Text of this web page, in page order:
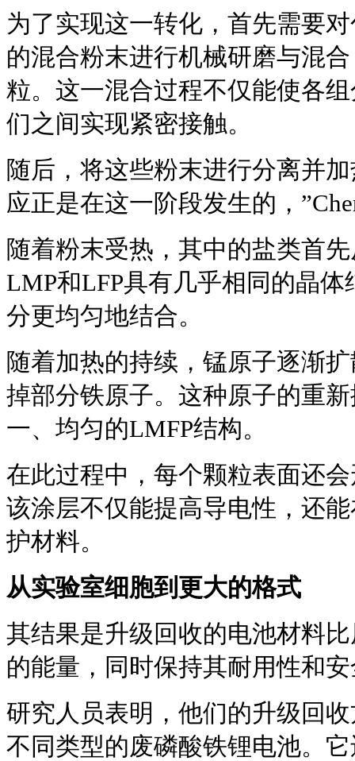
为了实现这一转化，首先需要
的混合粉末进行机械研磨与混
粒。这一混合过程不仅能使各
们之间实现紧密接触。
随后，将这些粉末进行分离并
应正是在这一阶段发生的，
随着粉末受热，其中的盐类首
LMP和LFP具有几乎相同的晶
分更均匀地结合。
随着加热的持续，锰原子逐渐
掉部分铁原子。这种原子的重
一、均匀的LMFP结构。
在此过程中，每个颗粒表面还
该涂层不仅能提高导电性，还
护材料。
从实验室细胞到更大的格式
其结果是升级回收的电池材料
的能量，同时保持其耐用性和
研究人员表明，他们的升级回
不同类型的废磷酸铁锂电池。